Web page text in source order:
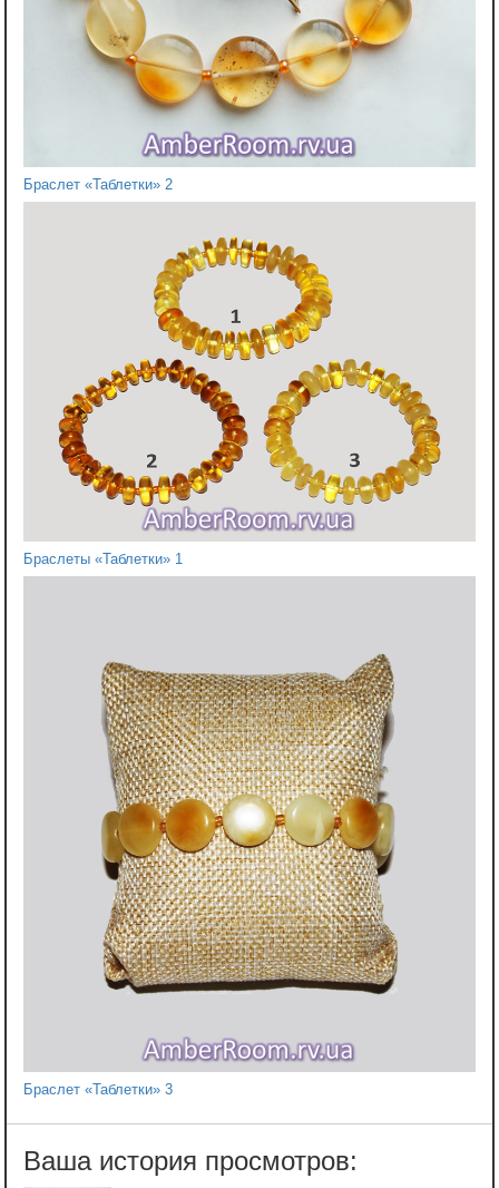
Браслет «Таблетки» 2
Браслеты «Таблетки» 1
Браслет «Таблетки» 3